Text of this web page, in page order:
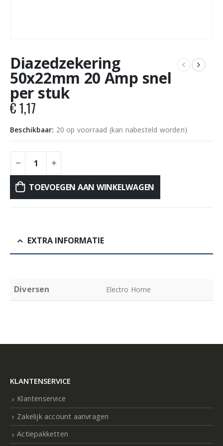
Diazedzekering
50x22mm 20 Amp snel
per stuk
€1,17
Beschikbaar: 20 op voorraad (kan nabesteld worden)
TOEVOEGEN AAN WINKELWAGEN
EXTRA INFORMATIE
Diversen Electro Home
KLANTENSERVICE
Klantenservice
Zakelijk account aanvragen
Actiepakketten